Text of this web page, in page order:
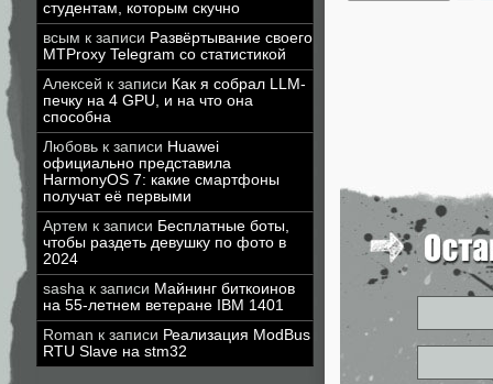
студентам, которым скучно
всым к записи Развёртывание своего
MTProxy Telegram со статистикой
Алексей к записи Как я собрал LLM-
печку на 4 GPU, и на что она
способна
Любовь к записи Huawei
официально представила
HarmonyOS 7: какие смартфоны
получат её первыми
Артем к записи Бесплатные боты,
чтобы раздеть девушку по фото в
2024
sasha к записи Майнинг биткоинов
на 55-летнем ветеране IBM 1401
Roman к записи Реализация ModBus
RTU Slave на stm32